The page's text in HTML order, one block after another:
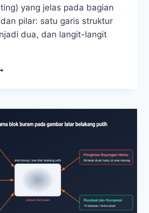
yang jelas pada bagian
pilar: satu garis struktur
dua, dan langit-langit